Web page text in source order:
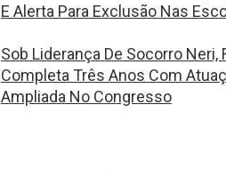
E Alerta Para Exclusão Nas
Sob Liderança De Socorro Neri,
Completa Três Anos Com
Ampliada No Congresso